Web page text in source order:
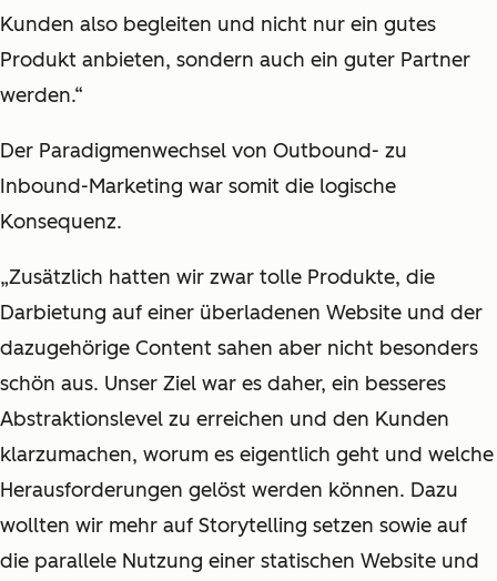
Kunden also begleiten und nicht nur ein gutes
Produkt anbieten, sondern auch ein guter Partner
werden.“
Der Paradigmenwechsel von Outbound- zu
Inbound-Marketing war somit die logische
Konsequenz.
„Zusätzlich hatten wir zwar tolle Produkte, die
Darbietung auf einer überladenen Website und der
dazugehörige Content sahen aber nicht besonders
schön aus. Unser Ziel war es daher, ein besseres
Abstraktionslevel zu erreichen und den Kunden
klarzumachen, worum es eigentlich geht und welche
Herausforderungen gelöst werden können. Dazu
wollten wir mehr auf Storytelling setzen sowie auf
die parallele Nutzung einer statischen Website und